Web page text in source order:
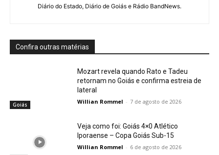
Diário do Estado, Diário de Goiás e Rádio BandNews.
Confira outras matérias
Goiás
Mozart revela quando Rato e Tadeu
retornam no Goiás e confirma estreia de
lateral
Willian Rommel - 7 de agosto de 2026
Veja como foi: Goiás 4×0 Atlético
Iporaense – Copa Goiás Sub-15
Willian Rommel - 6 de agosto de 2026